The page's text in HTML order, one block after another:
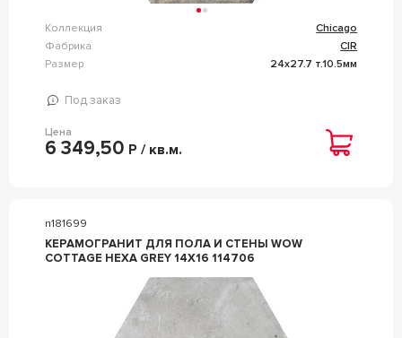
Коллекция
Chicago
Фабрика
CIR
Размер
24x27.7 т.10.5мм
Под заказ
Цена
6 349,50 Р / кв.м.
n181699
КЕРАМОГРАНИТ ДЛЯ ПОЛА И СТЕНЫ WOW
COTTAGE HEXA GREY 14X16 114706